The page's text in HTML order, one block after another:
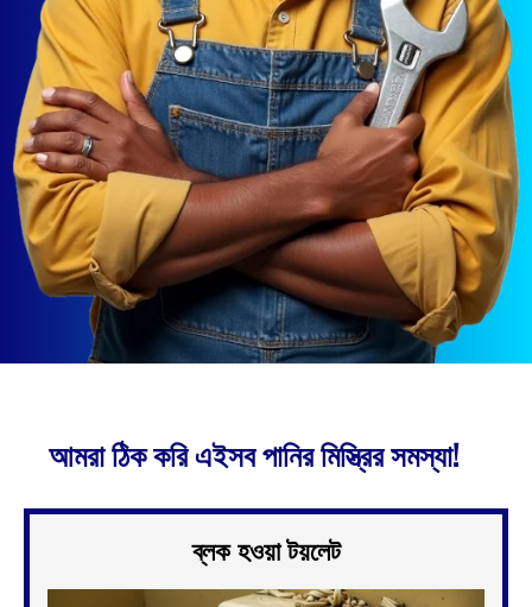
আমরা ঠিক করি এইসব পানির মিস্ত্রির সমস্যা!
ব্লক হওয়া টয়লেট